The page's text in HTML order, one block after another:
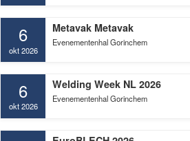
6
okt 2026
Metavak Metavak
Evenementenhal Gorinchem
6
okt 2026
Welding Week NL 2026
Evenementenhal Gorinchem